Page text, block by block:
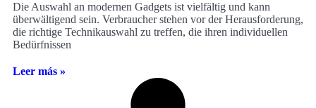
Die Auswahl an modernen Gadgets ist vielfältig und kann
überwältigend sein. Verbraucher stehen vor der Herausforderung,
die richtige Technikauswahl zu treffen, die ihren individuellen
Bedürfnissen
Leer más »